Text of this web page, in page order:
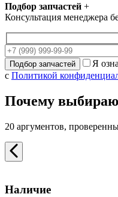
Подбор запчастей +
Консультация менеджера
Я
с Политикой
Почему
20 аргументов,
Наличие